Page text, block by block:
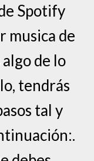
Spotify
musica de
de lo
tendrás
tal y